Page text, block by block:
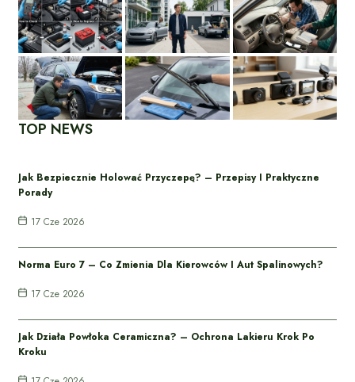
TOP NEWS
Jak Bezpiecznie Holować Przyczepę? – Przepisy I Praktyczne
Porady
17 Cze 2026
Norma Euro 7 – Co Zmienia Dla Kierowców I Aut Spalinowych?
17 Cze 2026
Jak Działa Powłoka Ceramiczna? – Ochrona Lakieru Krok Po
Kroku